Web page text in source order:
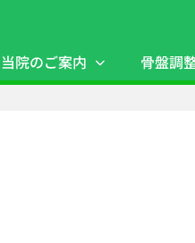
当院のご案内 骨盤調